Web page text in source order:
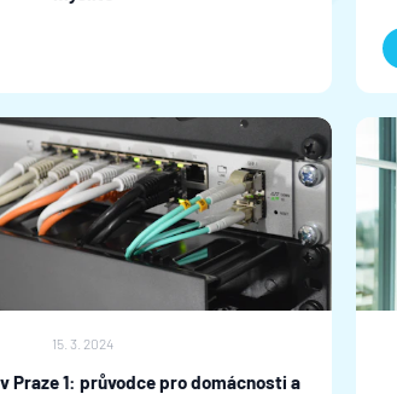
15. 3. 2024
Praze 1: průvodce pro domácnosti a